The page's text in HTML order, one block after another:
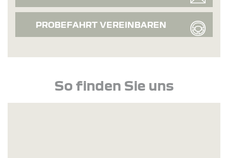
PROBEFAHRT VEREINBAREN
So finden Sie uns